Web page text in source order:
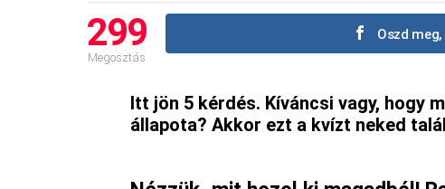
299
Megosztás
Oszd
Itt jön 5 kérdés. Kíváncsi vagy, hogy
állapota? Akkor ezt a kvízt neked